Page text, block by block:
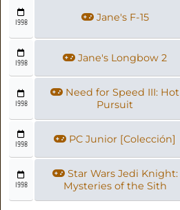
1998 Jane's F-15
1998 Jane's Longbow 2
1998
Need for Speed III: Hot
Pursuit
1998 PC Junior [Colección]
1998
Star Wars Jedi Knight:
Mysteries of the Sith